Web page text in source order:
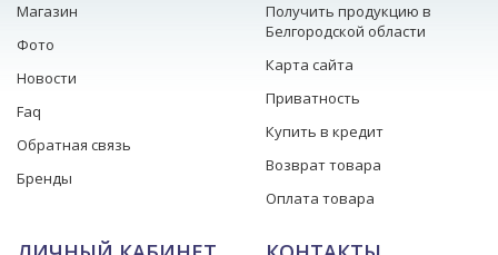
Магазин
Фото
Новости
Faq
Обратная связь
Бренды
Получить продукцию в
Белгородской области
Карта сайта
Приватность
Купить в кредит
Возврат товара
Оплата товара